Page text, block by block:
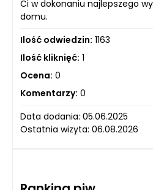
Ci w dokonaniu najlepszego
domu.
Ilość odwiedzin: 1163
Ilość kliknięć: 1
Ocena: 0
Komentarzy: 0
Data dodania: 05.06.2025
Ostatnia wizyta: 06.08.2026